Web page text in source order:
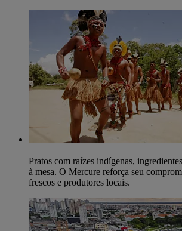
Pratos com raízes indígenas,
à mesa. O Mercure reforça seu
frescos e produtores locais.